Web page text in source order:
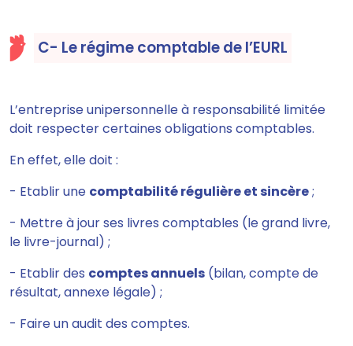
C- Le régime comptable de l’EURL
L’entreprise unipersonnelle à responsabilité limitée
doit respecter certaines obligations comptables.
En effet, elle doit :
- Etablir une comptabilité régulière et sincère;
- Mettre à jour ses livres comptables (le grand livre,
le livre-journal) ;
- Etablir des comptes annuels (bilan, compte de
résultat, annexe légale) ;
- Faire unaudit des comptes.